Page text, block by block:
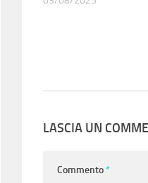
LASCIA UN
Commento*